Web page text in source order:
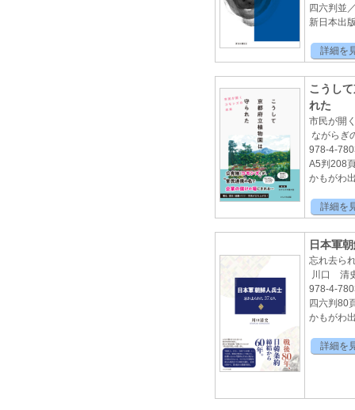
四六判並
新日本出
詳細を
こうし
れた
市民が開
ながらぎ
978-4-
A5判208
かもがわ
詳細を
日本軍
忘れ去ら
川口 清
978-4-
四六判80
かもがわ
詳細を